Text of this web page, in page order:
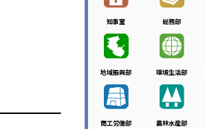
知事室 総務部
地域振興部 環境生活部
商工労働部 農林水産部